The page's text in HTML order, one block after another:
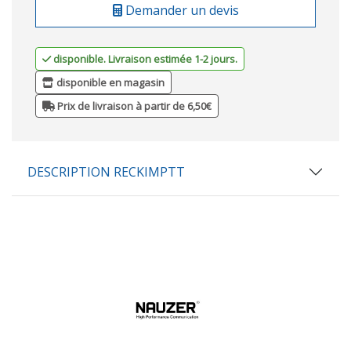
Demander un devis
disponible. Livraison estimée 1-2 jours.
disponible en magasin
Prix de livraison à partir de 6,50€
DESCRIPTION RECKIMPTT